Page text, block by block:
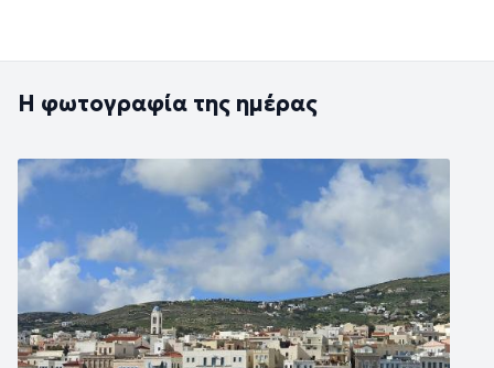
Η φωτογραφία της ημέρας
Εικόνα